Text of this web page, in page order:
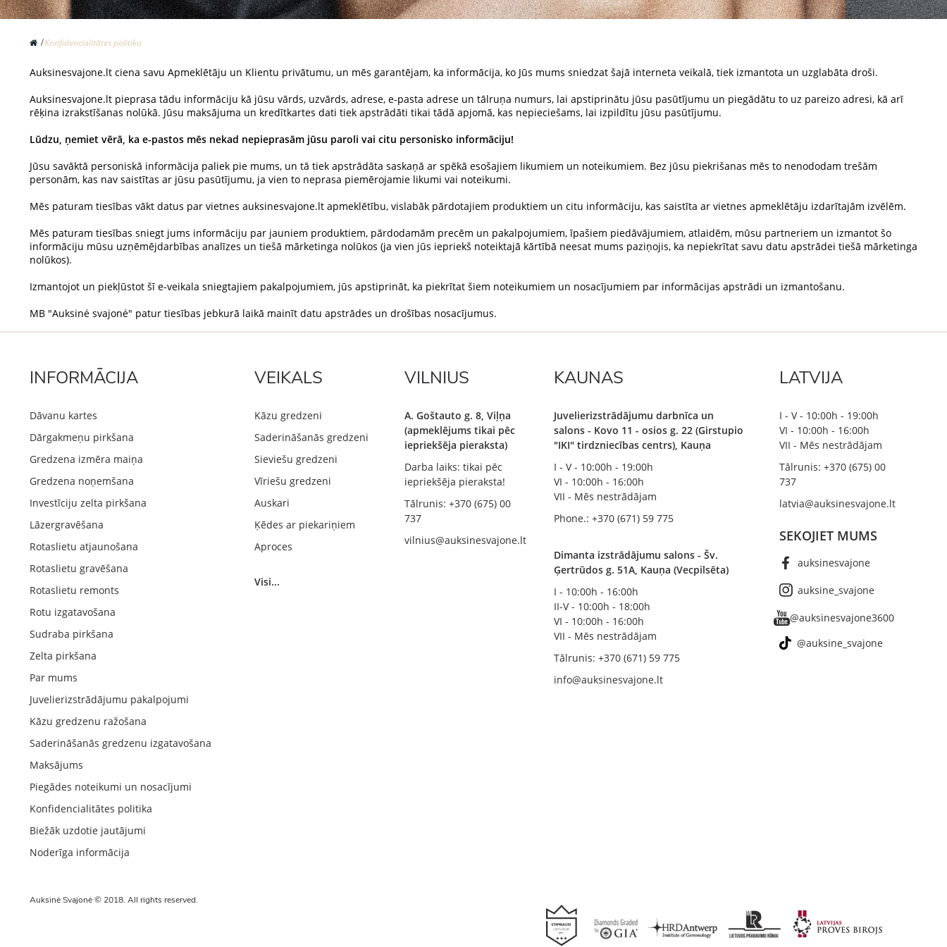
Konfidencialitātes politika
Auksinesvajone.lt ciena savu Apmeklētāju un Klientu privātumu, un mēs garantējam, ka informācija, ko Jūs mums sniedzat šajā interneta veikalā, tiek izmantota un uzglabāta droši.
Auksinesvajone.lt pieprasa tādu informāciju kā jūsu vārds, uzvārds, adrese, e-pasta adrese un tālruņa numurs, lai apstiprinātu jūsu pasūtījumu un piegādātu to uz pareizo adresi, kā arī
rēķina izrakstīšanas nolūkā. Jūsu maksājuma un kredītkartes dati tiek apstrādāti tikai tādā apjomā, kas nepieciešams, lai izpildītu jūsu pasūtījumu.
Lūdzu, ņemiet vērā, ka e-pastos mēs nekad nepieprasām jūsu paroli vai citu personisko informāciju!
Jūsu savāktā personiskā informācija paliek pie mums, un tā tiek apstrādāta saskaņā ar spēkā esošajiem likumiem un noteikumiem. Bez jūsu piekrišanas mēs to nenododam trešām
personām, kas nav saistītas ar jūsu pasūtījumu, ja vien to neprasa piemērojamie likumi vai noteikumi.
Mēs paturam tiesības vākt datus par vietnes auksinesvajone.lt apmeklētību, vislabāk pārdotajiem produktiem un citu informāciju, kas saistīta ar vietnes apmeklētāju izdarītajām izvēlēm.
Mēs paturam tiesības sniegt jums informāciju par jauniem produktiem, pārdodamām precēm un pakalpojumiem, īpašiem piedāvājumiem, atlaidēm, mūsu partneriem un izmantot šo
informāciju mūsu uzņēmējdarbības analīzes un tiešā mārketinga nolūkos (ja vien jūs iepriekš noteiktajā kārtībā neesat mums paziņojis, ka nepiekrītat savu datu apstrādei tiešā mārketinga
nolūkos).
Izmantojot un piekļūstot šī e-veikala sniegtajiem pakalpojumiem, jūs apstiprināt, ka piekrītat šiem noteikumiem un nosacījumiem par informācijas apstrādi un izmantošanu.
MB "Auksinė svajonė" patur tiesības jebkurā laikā mainīt datu apstrādes un drošības nosacījumus.
INFORMĀCIJA
Dāvanu kartes
Dārgakmeņu pirkšana
Gredzena izmēra maiņa
Gredzena noņemšana
Investīciju zelta pirkšana
Lāzergravēšana
Rotaslietu atjaunošana
Rotaslietu gravēšana
Rotaslietu remonts
Rotu izgatavošana
Sudraba pirkšana
Zelta pirkšana
Par mums
Juvelierizstrādājumu pakalpojumi
Kāzu gredzenu ražošana
Saderināšanās gredzenu izgatavošana
Maksājums
Piegādes noteikumi un nosacījumi
Konfidencialitātes politika
Biežāk uzdotie jautājumi
Noderīga informācija
VEIKALS
Kāzu gredzeni
Saderināšanās gredzeni
Sieviešu gredzeni
Vīriešu gredzeni
Auskari
Ķēdes ar piekariņiem
Aproces
Visi...
VILNIUS
A. Goštauto g. 8, Viļņa
(apmeklējums tikai pēc
iepriekšēja pieraksta)
Darba laiks: tikai pēc
iepriekšēja pieraksta!
Tālrunis: +370 (675) 00
737
vilnius@auksinesvajone.lt
KAUNAS
Juvelierizstrādājumu darbnīca un
salons - Kovo 11 - osios g. 22 (Girstupio
"IKI" tirdzniecības centrs), Kauņa
I - V - 10:00h - 19:00h
VI - 10:00h - 16:00h
VII - Mēs nestrādājam
Phone.: +370 (671) 59 775
Dimanta izstrādājumu salons - Šv.
Ģertrūdos g. 51A, Kauņa (Vecpilsēta)
I - 10:00h - 16:00h
II-V - 10:00h - 18:00h
VI - 10:00h - 16:00h
VII - Mēs nestrādājam
Tālrunis: +370 (671) 59 775
info@auksinesvajone.lt
LATVIJA
I - V - 10:00h - 19:00h
VI - 10:00h - 16:00h
VII - Mēs nestrādājam
Tālrunis: +370 (675) 00
737
latvia@auksinesvajone.lt
SEKOJIET MUMS
auksinesvajone
auksine_svajone
@auksinesvajone3600
@auksine_svajone
Auksinė Svajonė © 2018. All rights reserved.